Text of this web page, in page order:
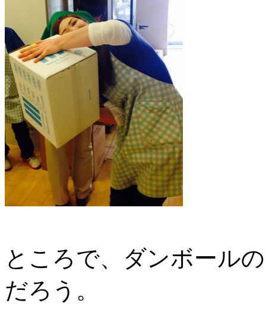
ところで、ダンボール
だろう。